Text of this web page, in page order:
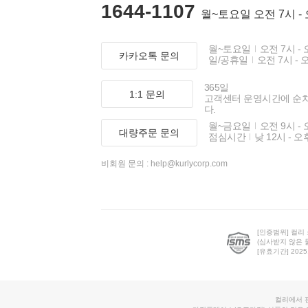
1644-1107 월~토요일 오전 7시 -
카카오톡 문의
월~토요일
오전 7시 -
일/공휴일
오전 7시 -
1:1 문의
365일
고객센터 운영시간에 순
다.
대량주문 문의
월~금요일
오전 9시 -
점심시간
낮 12시 - 오
비회원 문의 : help@kurlycorp.com
[인증범위] 컬리
(심사받지 않은
[유효기간]
컬리에서